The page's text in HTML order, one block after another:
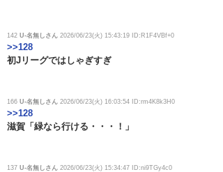
142 U-名無しさん 2026/06/23(火) 15:43:19 ID:R1F4VBf+0
>>128
初Jリーグではしゃぎすぎ
166 U-名無しさん 2026/06/23(火) 16:03:54 ID:rm4K8k3H0
>>128
滋賀「緑なら行ける・・・！」
137 U-名無しさん 2026/06/23(火) 15:34:47 ID:ni9TGy4c0